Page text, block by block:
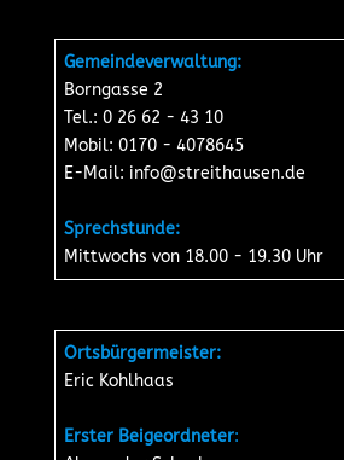
Gemeindeverwaltung:
Borngasse 2
Tel.: 0 26 62 - 43 10
Mobil: 0170 - 4078645
E-Mail: info@streithausen.de
Sprechstunde:
Mittwochs von 18.00 - 19.30 Uhr
Ortsbürgermeister:
Eric Kohlhaas
Erster Beigeordneter: